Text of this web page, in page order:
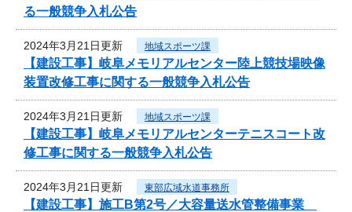
る一般競争入札公告
2024年3月21日更新 地域スポーツ課
【建設工事】岐阜メモリアルセンター陸上競技場映像
装置改修工事に関する一般競争入札公告
2024年3月21日更新 地域スポーツ課
【建設工事】岐阜メモリアルセンターテニスコート改
修工事に関する一般競争入札公告
2024年3月21日更新 東部広域水道事務所
【建設工事】施工B第2号／大容量送水管整備事業